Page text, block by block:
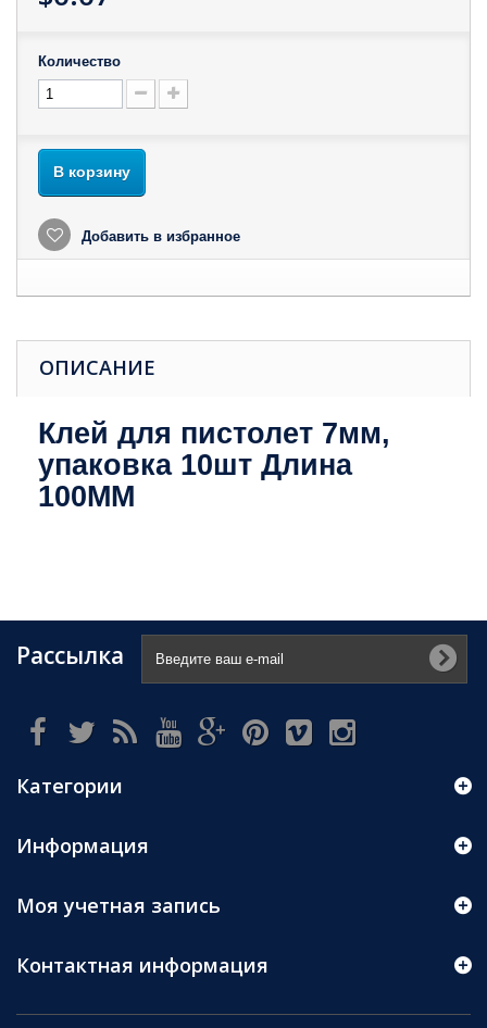
Количество
В корзину
Добавить в избранное
ОПИСАНИЕ
Клей для пистолет 7мм,
упаковка 10шт Длина
100MM
Рассылка
Категории
Информация
Моя учетная запись
Контактная информация